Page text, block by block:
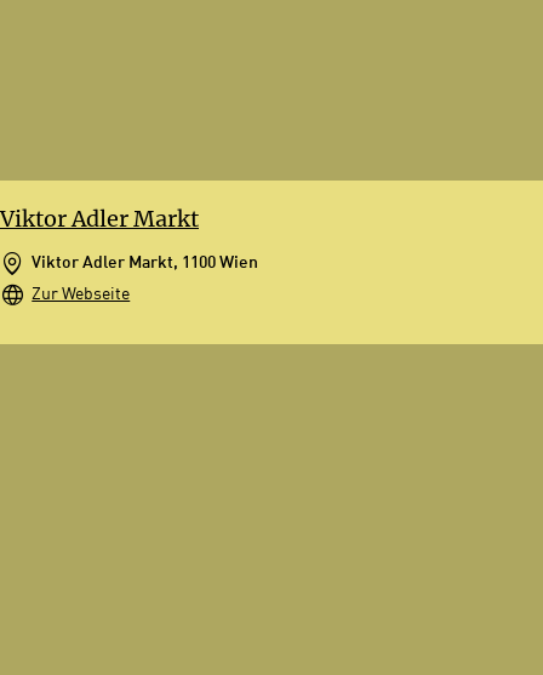
Viktor Adler Markt
Viktor Adler Markt, 1100 Wien
Zur Webseite